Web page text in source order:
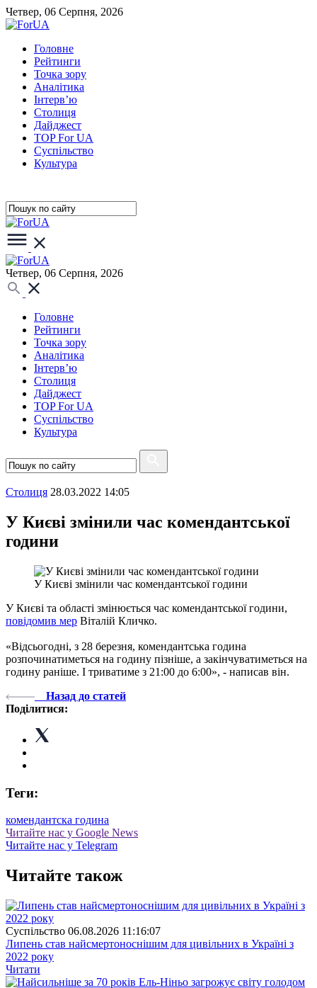
Четвер, 06 Серпня, 2026
Головне
Рейтинги
Точка зору
Аналітика
Інтерв’ю
Столиця
Дайджест
TOP For UA
Суспiльство
Культура
Четвер, 06 Серпня, 2026
Головне
Рейтинги
Точка зору
Аналітика
Інтерв’ю
Столиця
Дайджест
TOP For UA
Суспiльство
Культура
Столиця 28.03.2022 14:05
У Києві змінили час комендантської
години
У Києві змінили час комендантської години
У Києві та області змінюється час комендантської години,
повідомив мер Віталій Кличко.
«Відсьогодні, з 28 березня, комендантська година
розпочинатиметься на годину пізніше, а закінчуватиметься на
годину раніше. І триватиме з 21:00 до 6:00», - написав він.
Назад до статей
Поділитися:
Теги:
комендантска година
Читайте нас у Google News
Читайте нас у Telegram
Читайте також
Суспiльство 06.08.2026 11:16:07
Липень став найсмертоноснішим для цивільних в Україні з
2022 року
Читати